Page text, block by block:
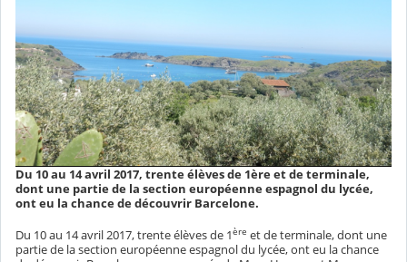
Du 10 au 14 avril 2017, trente élèves de 1ère et de terminale,
dont une partie de la section européenne espagnol du lycée,
ont eu la chance de découvrir Barcelone.
Du 10 au 14 avril 2017, trente élèves de 1ère et de terminale, dont une
partie de la section européenne espagnol du lycée, ont eu la chance